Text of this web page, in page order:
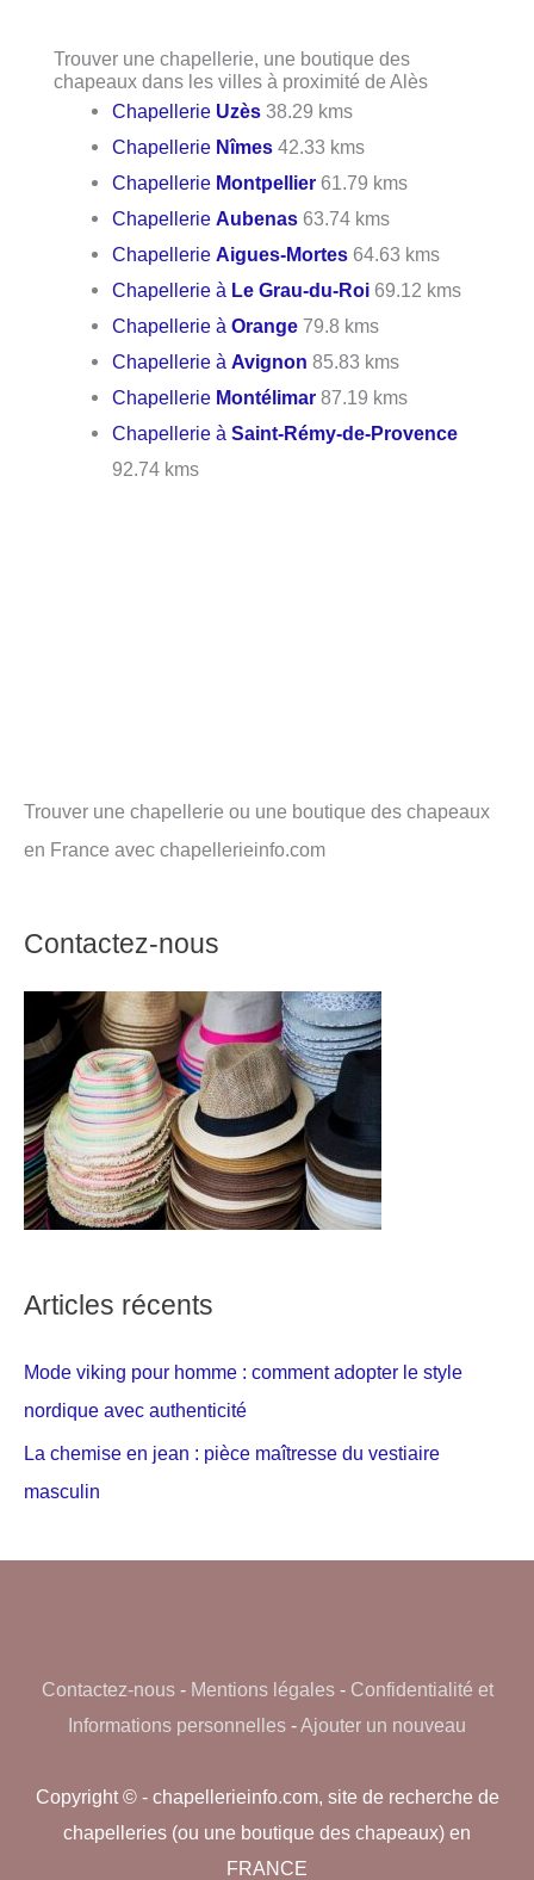
Trouver une chapellerie, une boutique des
chapeaux dans les villes à proximité de Alès
Chapellerie Uzès 38.29 kms
Chapellerie Nîmes 42.33 kms
Chapellerie Montpellier 61.79 kms
ChapellerieAubenas 63.74 kms
ChapellerieAigues-Mortes 64.63 kms
Chapellerie à Le Grau-du-Roi 69.12 kms
Chapellerie àOrange 79.8 kms
Chapellerie àAvignon 85.83 kms
Chapellerie Montélimar 87.19 kms
Chapellerie àSaint-Rémy-de-Provence
92.74 kms
Trouver une chapellerie ou une boutique des chapeaux
en France avec chapellerieinfo.com
Contactez-nous
Articles récents
Mode viking pour homme : comment adopter le style
nordique avec authenticité
La chemise en jean : pièce maîtresse du vestiaire
masculin
Contactez-nous- Mentions légales- Confidentialité et
Informations personnelles -Ajouter un nouveau
Copyright © - chapellerieinfo.com, site de recherche de
chapelleries (ou une boutique des chapeaux) en
FRANCE